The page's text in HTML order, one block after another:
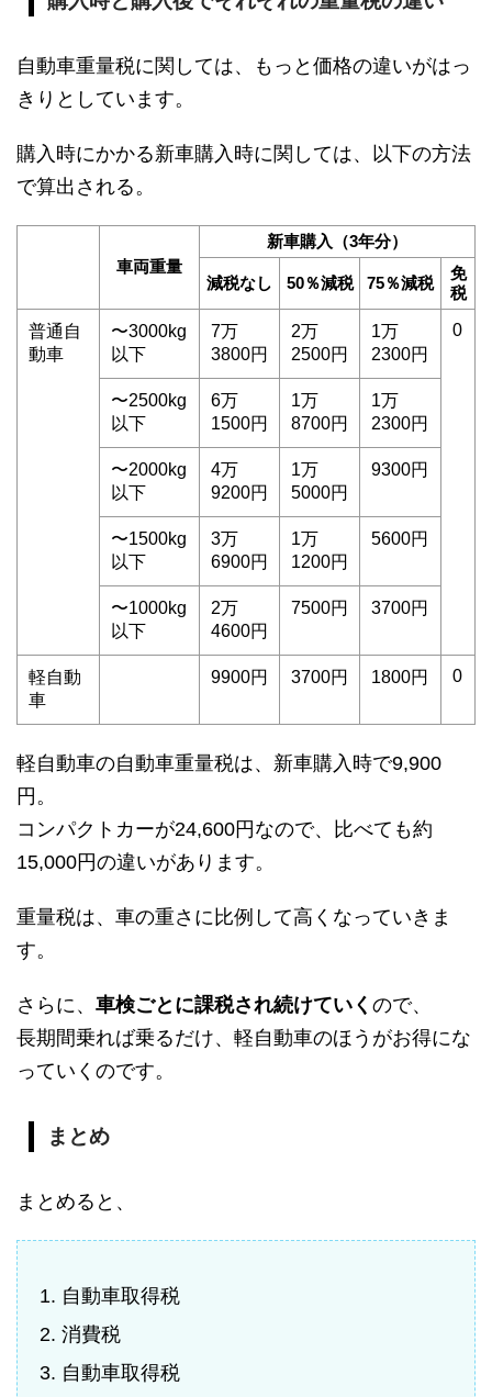
自動車重量税に関しては、もっと価格の違いがはっ
きりとしています。
購入時にかかる新車購入時に関しては、以下の方法
で算出される。
車両重量
新車購入（3年分）
減税なし 50％減税 75％減税
免
税
普通自
動車
〜3000kg
以下
7万
3800円
2万
2500円
1万
2300円
0
〜2500kg
以下
6万
1500円
1万
8700円
1万
2300円
〜2000kg
以下
4万
9200円
1万
5000円
9300円
〜1500kg
以下
3万
6900円
1万
1200円
5600円
〜1000kg
以下
2万
4600円
7500円 3700円
軽自動
車
9900円 3700円 1800円 0
軽自動車の自動車重量税は、新車購入時で9,900
円。
コンパクトカーが24,600円なので、比べても約
15,000円の違いがあります。
重量税は、車の重さに比例して高くなっていきま
す。
さらに、 車検ごとに課税され続けていく ので、
長期間乗れば乗るだけ、軽自動車のほうがお得にな
っていくのです。
まとめ
まとめると、
自動車取得税
消費税
自動車取得税